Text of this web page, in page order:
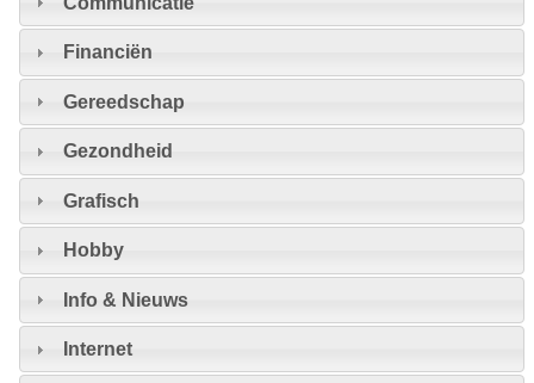
Financiën
Gereedschap
Gezondheid
Grafisch
Hobby
Info & Nieuws
Internet